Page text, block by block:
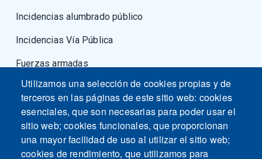
Incidencias alumbrado público
Incidencias Vía Pública
Fuerzas armadas
Utilizamos una selección de cookies propias y de
terceros en las páginas de este sitio web: cookies
esenciales, que son necesarias para poder usar el
sitio web; cookies funcionales, que proporcionan
una mayor facilidad de uso al utilizar el sitio web;
cookies de rendimiento, que utilizamos para